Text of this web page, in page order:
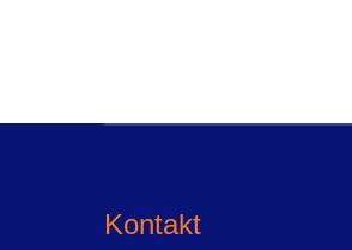
Kontakt